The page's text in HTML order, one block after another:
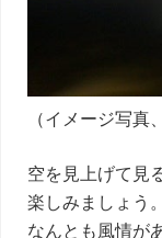
（イメージ写真
空を見上げて見
楽しみましょう。
なんとも風情が